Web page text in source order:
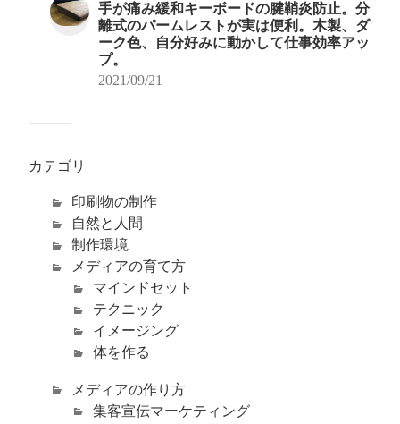
手が痛み緩和キーボードの腱鞘炎防止。分
離式のパームレストが実は便利。木製、ダ
ーク色、自分好みに動かして仕事効率アッ
プ。
2021/09/21
カテゴリ
印刷物の制作
自然と人間
制作環境
メディアの育て方
マインドセット
テクニック
イメージング
体を作る
メディアの作り方
集客宣伝マーケティング